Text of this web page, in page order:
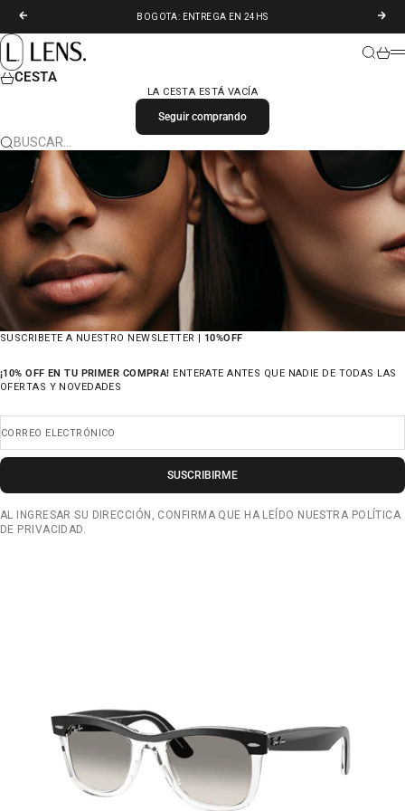
ANTERIOR
BOGOTA: ENTREGA EN 24HS
LENS. COLOMBIA
BUSCAR
CESTA
LA CESTA ESTÁ VACÍA
Seguir comprando
BUSCAR…
SUSCRIBETE A NUESTRO NEWSLETTER | 10%OFF
¡10% OFF EN TU PRIMER COMPRA! ENTERATE ANTES QUE NADIE DE TODAS LAS
OFERTAS Y NOVEDADES
CORREO ELECTRÓNICO
SUSCRIBIRME
AL INGRESAR SU DIRECCIÓN, CONFIRMA QUE HA LEÍDO NUESTRA POLÍTICA
DE PRIVACIDAD.